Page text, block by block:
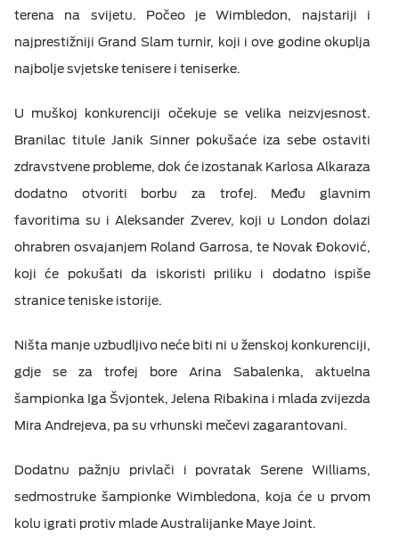
ESIM TRAVEL & TURIST
M:TEL APLIKACIJE
KONTAKT
terena na svijetu. Počeo je Wimbledon, najstariji i
najprestižniji Grand Slam turnir, koji i ove godine okuplja
najbolje svjetske tenisere i teniserke.
U muškoj konkurenciji očekuje se velika neizvjesnost.
Branilac titule Janik Sinner pokušaće iza sebe ostaviti
zdravstvene probleme, dok će izostanak Karlosa Alkaraza
dodatno otvoriti borbu za trofej. Među glavnim
favoritima su i Aleksander Zverev, koji u London dolazi
ohrabren osvajanjem Roland Garrosa, te Novak Đoković,
koji će pokušati da iskoristi priliku i dodatno ispiše
stranice teniske istorije.
Ništa manje uzbudljivo neće biti ni u ženskoj konkurenciji,
gdje se za trofej bore Arina Sabalenka, aktuelna
šampionka Iga Švjontek, Jelena Ribakina i mlada zvijezda
Mira Andrejeva, pa su vrhunski mečevi zagarantovani.
Dodatnu pažnju privlači i povratak Serene Williams,
sedmostruke šampionke Wimbledona, koja će u prvom
kolu igrati protiv mlade Australijanke Maye Joint.